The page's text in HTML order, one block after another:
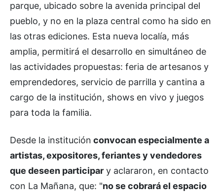
parque, ubicado sobre la avenida principal del
pueblo, y no en la plaza central como ha sido en
las otras ediciones. Esta nueva localía, más
amplia, permitirá el desarrollo en simultáneo de
las actividades propuestas: feria de artesanos y
emprendedores, servicio de parrilla y cantina a
cargo de la institución, shows en vivo y juegos
para toda la familia.
Desde la institución convocan especialmente a
artistas, expositores, feriantes y vendedores
que deseen participar y aclararon, en contacto
con La Mañana, que: "no se cobrará el espacio